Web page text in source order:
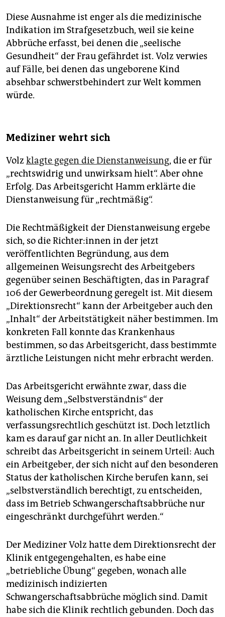
Diese Ausnahme ist enger als die medizinische
Indikation im Strafgesetzbuch, weil sie keine
Abbrüche erfasst, bei denen die „seelische
Gesundheit“ der Frau gefährdet ist. Volz verwies
auf Fälle, bei denen das ungeborene Kind
absehbar schwerstbehindert zur Welt kommen
würde.
Mediziner wehrt sich
Volz klagte gegen die Dienstanweisung, die er für
„rechtswidrig und unwirksam hielt“. Aber ohne
Erfolg. Das Arbeitsgericht Hamm erklärte die
Dienstanweisung für „rechtmäßig“.
Die Rechtmäßigkeit der Dienstanweisung ergebe
sich, so die Rich­te­r:in­nen in der jetzt
veröffentlichten Begründung, aus dem
allgemeinen Weisungsrecht des Arbeitgebers
gegenüber seinen Beschäftigten, das in Paragraf
106 der Gewerbeordnung geregelt ist. Mit diesem
„Direktionsrecht“ kann der Arbeitgeber auch den
„Inhalt“ der Arbeitstätigkeit näher bestimmen. Im
konkreten Fall konnte das Krankenhaus
bestimmen, so das Arbeitsgericht, dass bestimmte
ärztliche Leistungen nicht mehr erbracht werden.
Das Arbeitsgericht erwähnte zwar, dass die
Weisung dem „Selbstverständnis“ der
katholischen Kirche entspricht, das
verfassungsrechtlich geschützt ist. Doch letztlich
kam es darauf gar nicht an. In aller Deutlichkeit
schreibt das Arbeitsgericht in seinem Urteil: Auch
ein Arbeitgeber, der sich nicht auf den besonderen
Status der katholischen Kirche berufen kann, sei
„selbstverständlich berechtigt, zu entscheiden,
dass im Betrieb Schwangerschaftsabbrüche nur
eingeschränkt durchgeführt werden.“
Der Mediziner Volz hatte dem Direktionsrecht der
Klinik entgegengehalten, es habe eine
„betriebliche Übung“ gegeben, wonach alle
medizinisch indizierten
Schwangerschaftsabbrüche möglich sind. Damit
habe sich die Klinik rechtlich gebunden. Doch das